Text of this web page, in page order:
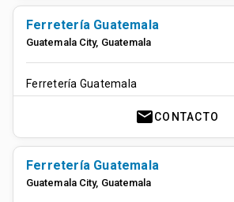
Ferretería Guatemala
Guatemala City, Guatemala
Ferretería Guatemala
mailCONTACTO
Ferretería Guatemala
Guatemala City, Guatemala